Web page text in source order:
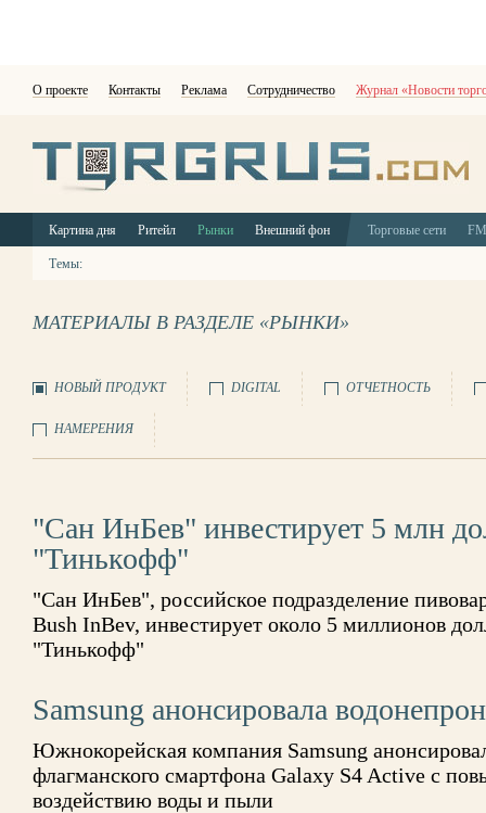
О проекте Контакты Реклама Сотрудничество Журнал «Новости
Картина дня Ритейл Рынки Внешний фон Торговые сети
Темы:
МАТЕРИАЛЫ В РАЗДЕЛЕ «РЫНКИ»
НОВЫЙ ПРОДУКТ DIGITAL ОТЧЕТНОСТЬ
НАМЕРЕНИЯ
"Сан ИнБев" инвестирует 5 млн
"Тинькофф"
"Сан ИнБев", российское подразделение
Bush InBev, инвестирует около 5 миллионов
"Тинькофф"
Samsung анонсировала
Южнокорейская компания Samsung
флагманского смартфона Galaxy S4 Active с
воздействию воды и пыли